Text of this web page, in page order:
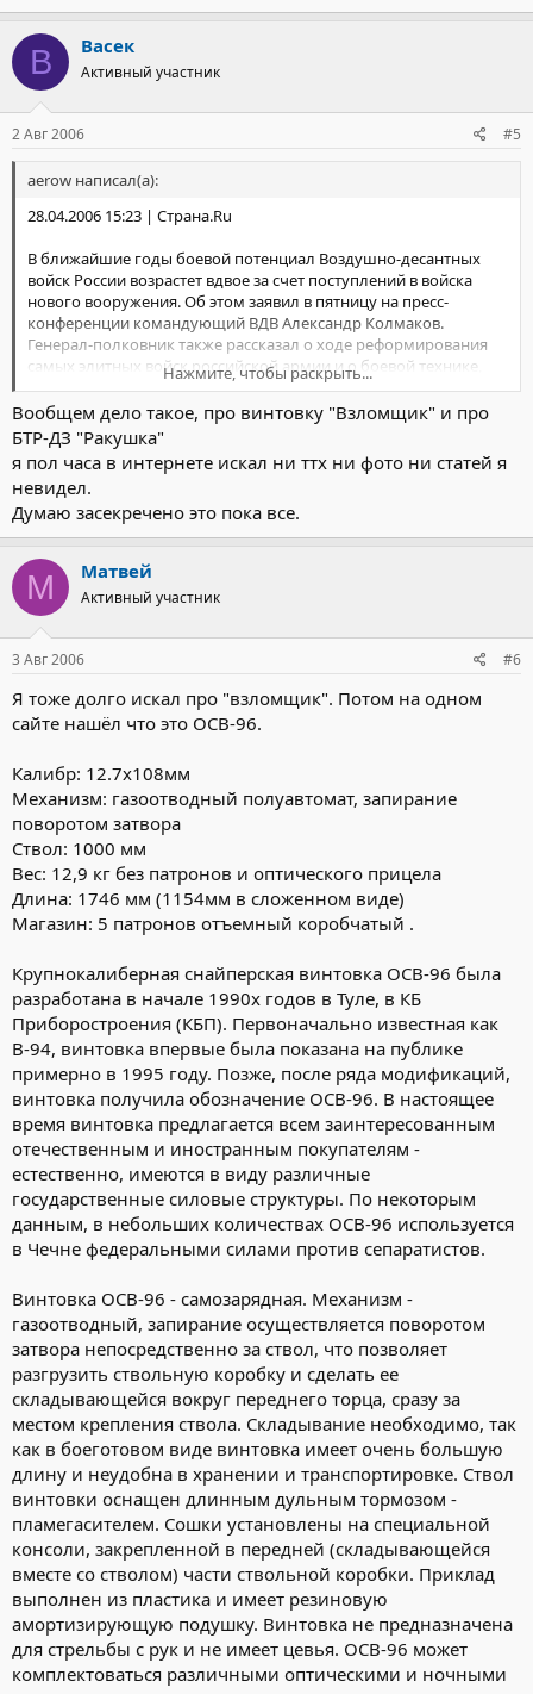
В Васек
Активный участник
2 Авг 2006 #5
aerow написал(а):
28.04.2006 15:23 | Страна.Ru
В ближайшие годы боевой потенциал Воздушно-десантных
войск России возрастет вдвое за счет поступлений в войска
нового вооружения. Об этом заявил в пятницу на пресс-
конференции командующий ВДВ Александр Колмаков.
Генерал-полковник также рассказал о ходе реформирования
самых элитных войск российской армии и о боевой технике,
которая поступит на вооружение десантников. А в ноябре в
рамках антитеррористического сотрудничества в Пскове
пройдут совместные учения спецназа ВДВ России и
подразделений войск иностранных государств, в том числе
стран-членов НАТО.
«В настоящее время мы приступили к реализации плана
развития ВДВ, рассчитанного на период до 2010 года, - заявил
на пресс-конференции Колмаков. - Кроме воздушно-десантных
соединений в войсках появятся десантно-штурмовые и горные
соединения и части. При этом структура и численность войск
кардинально меняться не будут».
По плану реформы, штурмовые подразделения
частности аэродромов, и будут способны выполнять задачи в
отрыве от главных сил. А «чистые» воздушно-десантные
десантирования в любых условиях со всей необходимой
техникой. «Что касается десантно-штурмовых подразделений
горной направленности, то здесь будет разница в подготовке,
экипировке, образцах вооружения», - пояснил ранее Александр
Колмаков.
Важность «горной подготовки» подтвердили обе чеченские
кампании, где десантники решали реальные боевые задачи.
беретов» (кроме отряда специального назначения) из Чечни
была выведена. "С августа 1999 года по апрель 2006 года при
выполнении боевых задач на территории Дагестана и Чечни
погибли или умерли от ран 731 военнослужащий ВДВ", - сказал
Колмаков. Известно также, что одна из частей специального
назначения этих войск с недавних пор «заточена» в первую
очередь на борьбу с террористами. И, как отмечают эксперты,
ее солдаты и офицеры готовы к решению этих весьма
специфических задач ничуть не хуже знаменитых «Альфы» или
«Вымпела».
По словам Александра Колмакова, при решении
антитеррористических задач ВДВ России уделяет серьезное
внимание отработке совместимости с войсками других
государств, в том числе стран НАТО. В частности, в 2006 году на
антитеррористические учения спецназа с участием
подразделений иностранных государств. «В ноябре в Пскове
пройдут учения военных подразделений США,
Великобритании, Франции, Турции и спецназа ВДВ России", -
сказал Колмаков. А в июле на базе ВДВ в Рязани состоится
чемпионат военных парашютистов, на который прибудут
представители 44 государств.
Командующий ВДВ рассказал также о переводе подразделений
ВДВ на контрактный принцип формирования. Основные части
ВДВ России будут переведены на контрактное комплектование
к 2007 году, сообщил Александр Колмаков. "На службу по
контракту уже переведены 76-я дивизия и 31-я бригада, - сказал
он. - С 1 июня 98-я дивизия будет полностью укомплектована
контрактниками". 106-я дивизия переводится на новые
принципы комплектования частично. При этом, как считает
командующий, Воздушно-десантным войскам удалось
перейти от "набора контрактников к их отбору".
Нажмите, чтобы раскрыть...
Вообщем дело такое, про винтовку "Взломщик" и про
БТР-ДЗ "Ракушка"
я пол часа в интернете искал ни ттх ни фото ни статей я
невидел.
Думаю засекречено это пока все.
М Матвей
Активный участник
3 Авг 2006 #6
Я тоже долго искал про "взломщик". Потом на одном
сайте нашёл что это ОСВ-96.
Калибр: 12.7x108мм
Механизм: газоотводный полуавтомат, запирание
поворотом затвора
Ствол: 1000 мм
Вес: 12,9 кг без патронов и оптического прицела
Длина: 1746 мм (1154мм в сложенном виде)
Магазин: 5 патронов отъемный коробчатый .
Крупнокалиберная снайперская винтовка ОСВ-96 была
разработана в начале 1990х годов в Туле, в КБ
Приборостроения (КБП). Первоначально известная как
В-94, винтовка впервые была показана на публике
примерно в 1995 году. Позже, после ряда модификаций,
винтовка получила обозначение ОСВ-96. В настоящее
время винтовка предлагается всем заинтересованным
отечественным и иностранным покупателям -
естественно, имеются в виду различные
государственные силовые структуры. По некоторым
данным, в небольших количествах ОСВ-96 используется
в Чечне федеральными силами против сепаратистов.
Винтовка ОСВ-96 - самозарядная. Механизм -
газоотводный, запирание осуществляется поворотом
затвора непосредственно за ствол, что позволяет
разгрузить ствольную коробку и сделать ее
складывающейся вокруг переднего торца, сразу за
местом крепления ствола. Складывание необходимо, так
как в боеготовом виде винтовка имеет очень большую
длину и неудобна в хранении и транспортировке. Ствол
винтовки оснащен длинным дульным тормозом -
пламегасителем. Сошки установлены на специальной
консоли, закрепленной в передней (складывающейся
вместе со стволом) части ствольной коробки. Приклад
выполнен из пластика и имеет резиновую
амортизирующую подушку. Винтовка не предназначена
для стрельбы с рук и не имеет цевья. ОСВ-96 может
комплектоваться различными оптическими и ночными